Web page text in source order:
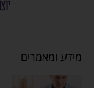
מידע ומאמרים